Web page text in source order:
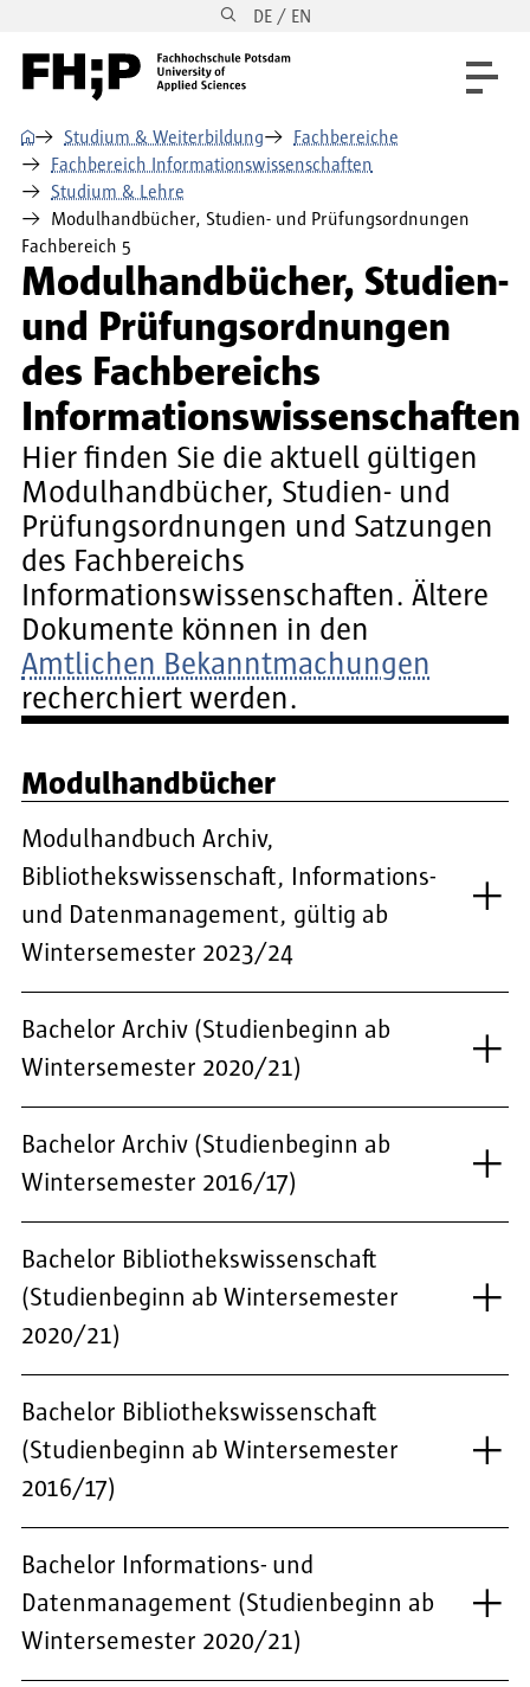
Direkt zur Hauptnavigation DE / EN
⌂ Studium & Weiterbildung
Fachbereiche
Fachbereich Informationswissenschaften
Studium & Lehre
Modulhandbücher, Studien- und Prüfungsordnungen
Fachbereich 5
Modulhandbücher, Studien-
und Prüfungsordnungen
des Fachbereichs
Informationswissenschaften
Hier finden Sie die aktuell gültigen
Modulhandbücher, Studien- und
Prüfungsordnungen und Satzungen
des Fachbereichs
Informationswissenschaften. Ältere
Dokumente können in den
Amtlichen Bekanntmachungen
recherchiert werden.
Modulhandbücher
Modulhandbuch Archiv,
Bibliothekswissenschaft, Informations-
und Datenmanagement, gültig ab
Wintersemester 2023/24
Bachelor Archiv (Studienbeginn ab
Wintersemester 2020/21)
Bachelor Archiv (Studienbeginn ab
Wintersemester 2016/17)
Bachelor Bibliothekswissenschaft
(Studienbeginn ab Wintersemester
2020/21)
Bachelor Bibliothekswissenschaft
(Studienbeginn ab Wintersemester
2016/17)
Bachelor Informations- und
Datenmanagement (Studienbeginn ab
Wintersemester 2020/21)